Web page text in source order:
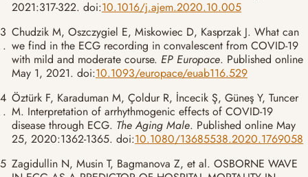
2021:317-322. doi:10.1016/j.ajem.2020.10.005
3
.
Chudzik M, Oszczygiel E, Miskowiec D, Kasprzak J. What can
we find in the ECG recording in convalescent from COVID-19
with mild and moderate course. EP Europace. Published online
May 1, 2021. doi:10.1093/europace/euab116.529
4
.
Öztürk F, Karaduman M, Çoldur R, İncecik Ş, Güneş Y, Tuncer
M. Interpretation of arrhythmogenic effects of COVID-19
disease through ECG. The Aging Male. Published online May
25, 2020:1362-1365. doi:10.1080/13685538.2020.1769058
5 Zagidullin N, Musin T, Bagmanova Z, et al. OSBORNE WAVE